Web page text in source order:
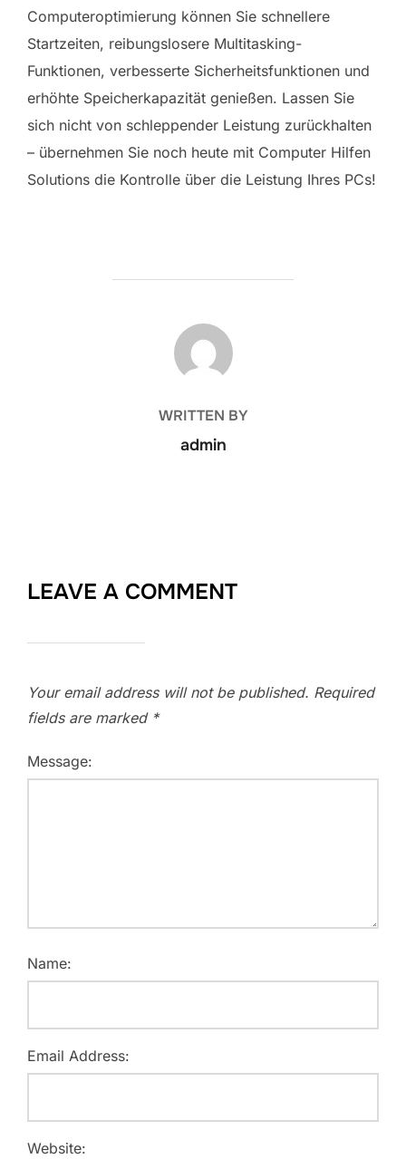
Computeroptimierung können Sie schnellere
Startzeiten, reibungslosere Multitasking-
Funktionen, verbesserte Sicherheitsfunktionen und
erhöhte Speicherkapazität genießen. Lassen Sie
sich nicht von schleppender Leistung zurückhalten
– übernehmen Sie noch heute mit Computer Hilfen
Solutions die Kontrolle über die Leistung Ihres PCs!
POST AUTHOR
WRITTEN BY
admin
LEAVE A COMMENT
Your email address will not be published. Required
fields are marked *
Message:
Name:
Email Address:
Website: